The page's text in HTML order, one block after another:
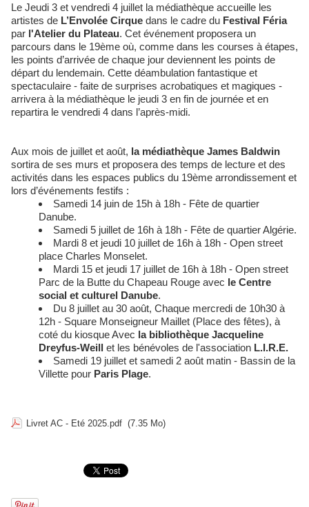
Le Jeudi 3 et vendredi 4 juillet la médiathèque accueille les
artistes de L’Envolée Cirque dans le cadre du Festival Féria
par l'Atelier du Plateau. Cet événement proposera un
parcours dans le 19ème où, comme dans les courses à étapes,
les points d’arrivée de chaque jour deviennent les points de
départ du lendemain. Cette déambulation fantastique et
spectaculaire - faite de surprises acrobatiques et magiques -
arrivera à la médiathèque le jeudi 3 en fin de journée et en
repartira le vendredi 4 dans l’après-midi.
Aux mois de juillet et août, la médiathèque James Baldwin
sortira de ses murs et proposera des temps de lecture et des
activités dans les espaces publics du 19ème arrondissement et
lors d’événements festifs :
Samedi 14 juin de 15h à 18h - Fête de quartier
Danube.
Samedi 5 juillet de 16h à 18h - Fête de quartier Algérie.
Mardi 8 et jeudi 10 juillet de 16h à 18h - Open street
place Charles Monselet.
Mardi 15 et jeudi 17 juillet de 16h à 18h - Open street
Parc de la Butte du Chapeau Rouge avec le Centre
social et culturel Danube.
Du 8 juillet au 30 août, Chaque mercredi de 10h30 à
12h - Square Monseigneur Maillet (Place des fêtes), à
coté du kiosque Avec la bibliothèque Jacqueline
Dreyfus-Weill et les bénévoles de l'association L.I.R.E.
Samedi 19 juillet et samedi 2 août matin - Bassin de la
Villette pour Paris Plage.
Livret AC - Eté 2025.pdf (7.35 Mo)